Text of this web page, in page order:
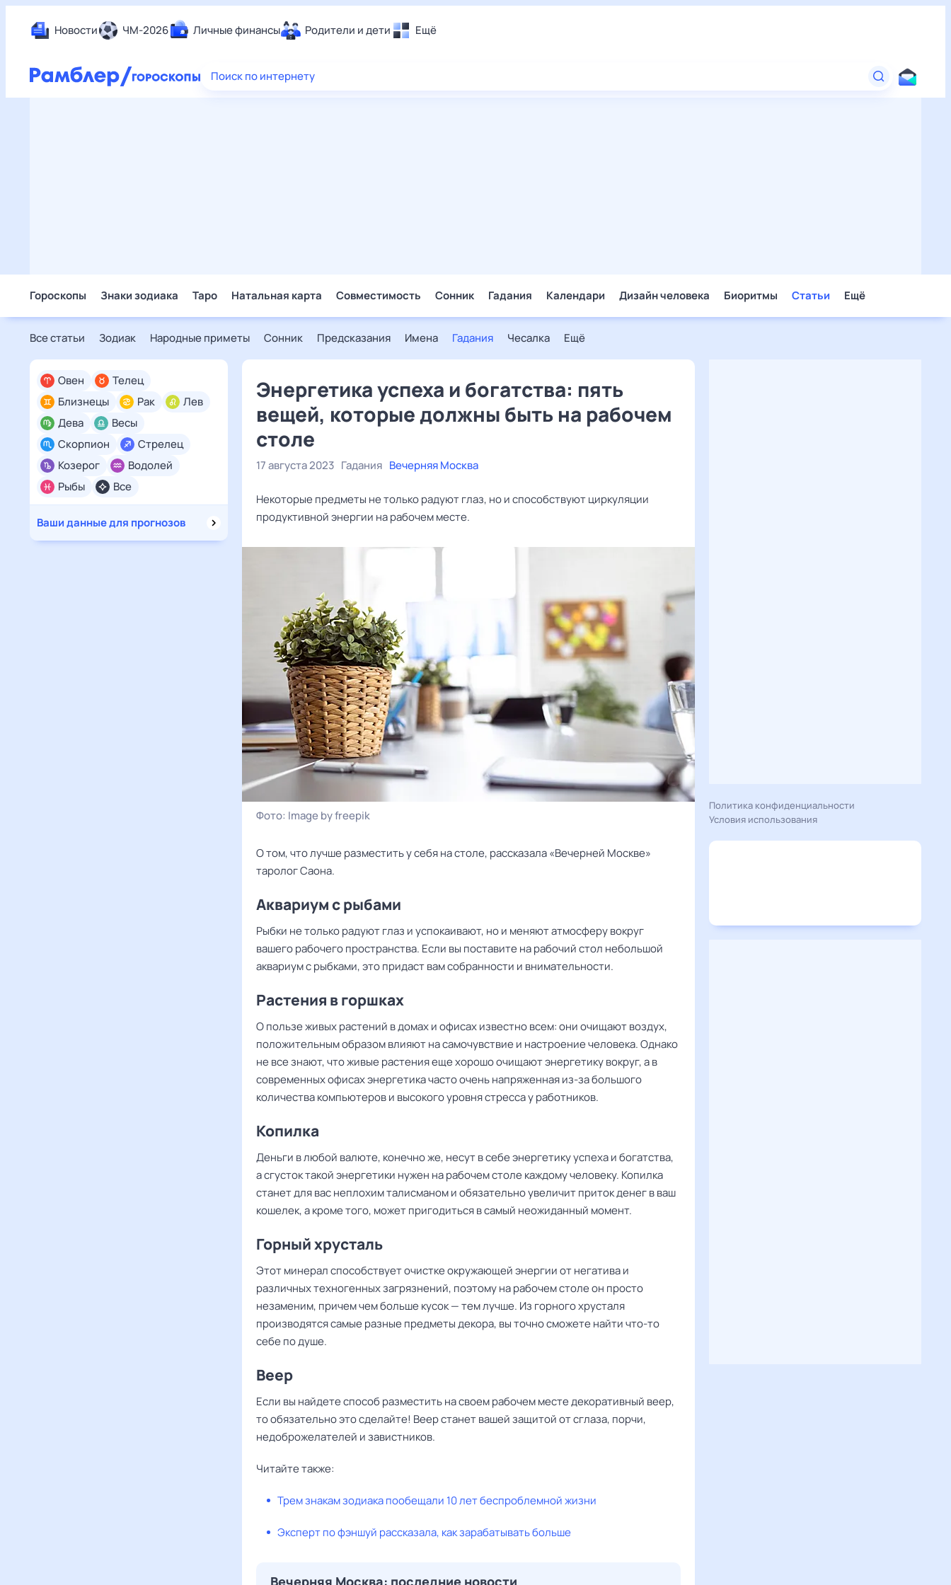
Новости ЧМ-2026 Личные финансы Родители и дети Ещё
Еда
Поиск по интернету
Гороскопы Знаки зодиака Таро Натальная карта Совместимость Сонник Гадания Календари Дизайн человека Биоритмы Статьи Ещё
Все статьи Зодиак Народные приметы Сонник Предсказания Имена Гадания Чесалка Ещё
Все
Овен
Телец
Близнецы
Рак
Лев
Дева
Весы
Скорпион
Стрелец
Козерог
Водолей
Рыбы
Ваши данные для прогнозов
Энергетика успеха и богатства: пять
вещей, которые должны быть на рабочем
столе
17 августа 2023 Гадания Вечерняя Москва
Некоторые предметы не только радуют глаз, но и способствуют циркуляции
продуктивной энергии на рабочем месте.
Фото: Image by freepik
О том, что лучше разместить у себя на столе, рассказала «Вечерней Москве»
таролог Саона.
Аквариум с рыбами
Рыбки не только радуют глаз и успокаивают, но и меняют атмосферу вокруг
вашего рабочего пространства. Если вы поставите на рабочий стол небольшой
аквариум с рыбками, это придаст вам собранности и внимательности.
Растения в горшках
О пользе живых растений в домах и офисах известно всем: они очищают воздух,
положительным образом влияют на самочувствие и настроение человека. Однако
не все знают, что живые растения еще хорошо очищают энергетику вокруг, а в
современных офисах энергетика часто очень напряженная из-за большого
количества компьютеров и высокого уровня стресса у работников.
Копилка
Деньги в любой валюте, конечно же, несут в себе энергетику успеха и богатства,
а сгусток такой энергетики нужен на рабочем столе каждому человеку. Копилка
станет для вас неплохим талисманом и обязательно увеличит приток денег в ваш
кошелек, а кроме того, может пригодиться в самый неожиданный момент.
Горный хрусталь
Этот минерал способствует очистке окружающей энергии от негатива и
различных техногенных загрязнений, поэтому на рабочем столе он просто
незаменим, причем чем больше кусок — тем лучше. Из горного хрусталя
производятся самые разные предметы декора, вы точно сможете найти что-то
себе по душе.
Веер
Если вы найдете способ разместить на своем рабочем месте декоративный веер,
то обязательно это сделайте! Веер станет вашей защитой от сглаза, порчи,
недоброжелателей и завистников.
Читайте также:
Трем знакам зодиака пообещали 10 лет беспроблемной жизни
Эксперт по фэншуй рассказала, как зарабатывать больше
Вечерняя Москва: последние новости
Политика конфиденциальности
Условия использования